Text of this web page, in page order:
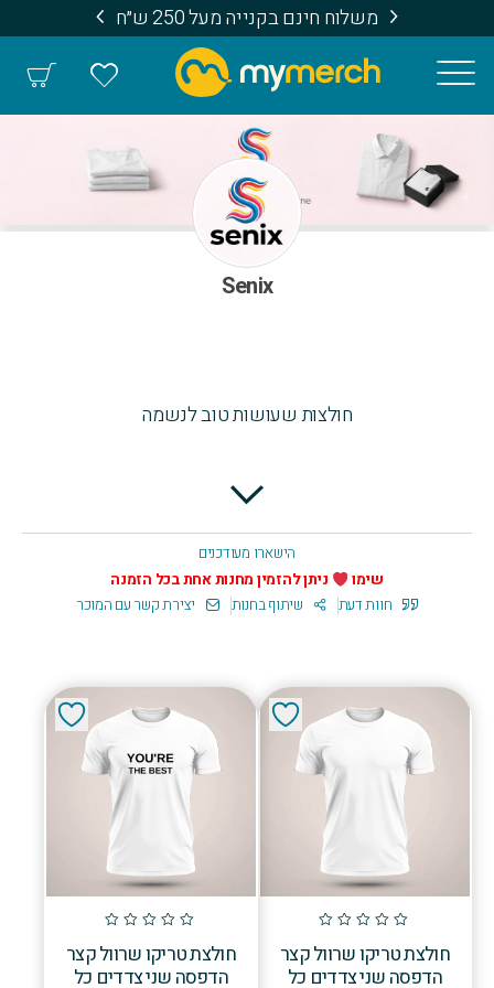
משלוח חינם בקנייה מעל 250 ש״ח
Senix
חולצות שעושות טוב לנשמה
הישארו מעודכנים
שימו
ניתן להזמין מחנות אחת בכל הזמנה
חוות דעת
שיתוף בחנות יצירת קשר עם המוכר
חולצת טריקו שרוול קצר
הדפסה שני צדדים כל
חולצת טריקו שרוול קצר
הדפסה שני צדדים כל